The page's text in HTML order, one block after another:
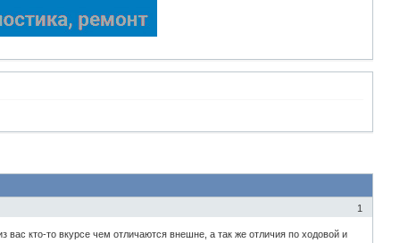
1
кто-то вкурсе чем отличаются внешне, а так же отличия по ходовой и